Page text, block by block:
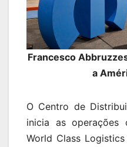
Francesco
a Am
O Centro de
inicia as
World Class